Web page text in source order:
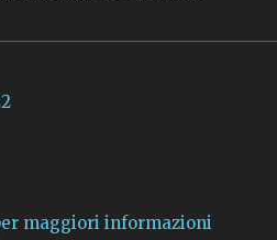
maggiori informazioni